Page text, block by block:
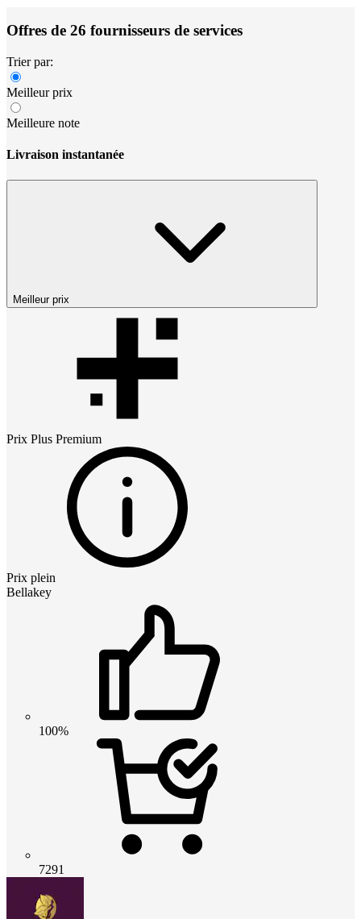
Offres de 26 fournisseurs de services
Trier par:
Meilleur prix
Meilleure note
Livraison instantanée
Meilleur prix
Prix Plus Premium
Prix plein
Bellakey
100%
7291